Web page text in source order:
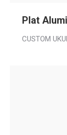
Plat
CUSTOM